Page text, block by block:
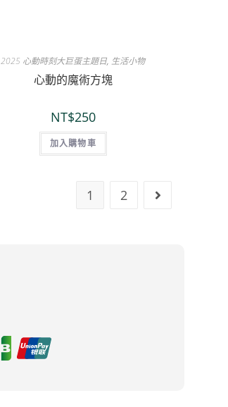
2025 心動時刻大巨蛋主題日, 生活小物
心動的魔術方塊
NT$250
加入購物車
1 2